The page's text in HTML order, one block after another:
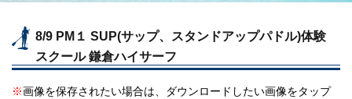
8/9 PM１ SUP(サップ、スタンドアップパドル)体験
スクール 鎌倉ハイサーフ
※画像を保存されたい場合は、ダウンロードしたい画像をタップ